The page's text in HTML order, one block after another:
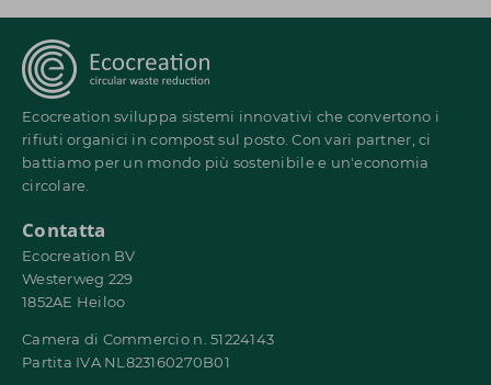
Ecocreation sviluppa sistemi innovativi che convertono i
rifiuti organici in compost sul posto. Con vari partner, ci
battiamo per un mondo più sostenibile e un'economia
circolare.
Contatta
Ecocreation BV
Westerweg 229
1852AE Heiloo
Camera di Commercio n. 51224143
Partita IVA NL823160270B01